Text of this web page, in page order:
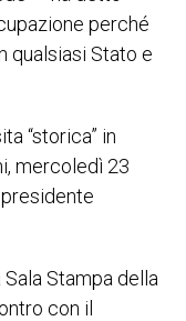
perché
qualsiasi Stato e
“storica” in
mercoledì 23
Stampa della
con il